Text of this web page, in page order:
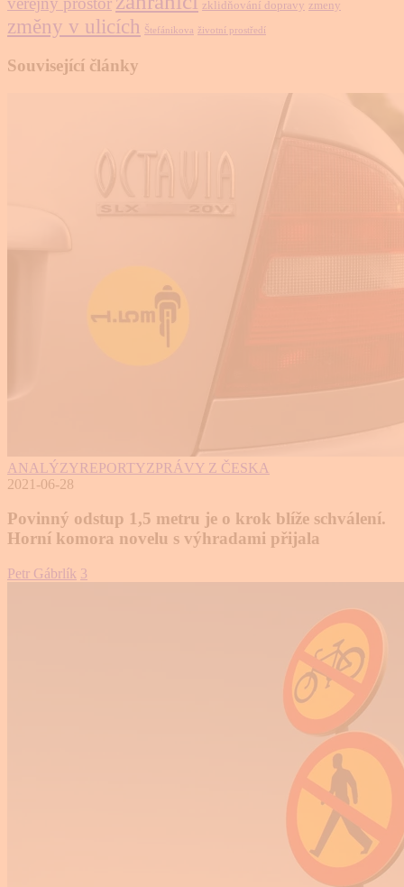
zklidňování dopravy zmeny
změny v ulicích Štefánikova životní prostředí
Související články
ANALÝZYREPORTYZPRÁVY Z ČESKA
2021-06-28
Povinný odstup 1,5 metru je o krok blíže schválení.
Horní komora novelu s výhradami přijala
Petr Gábrlík 3